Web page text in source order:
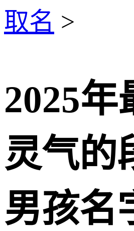
取名 >
2025年
灵气的
男孩名